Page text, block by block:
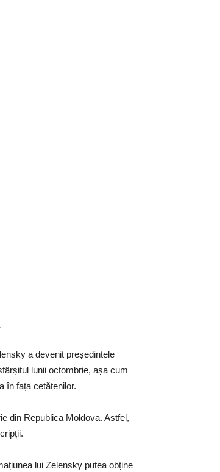
a devenit președintele
lunii octombrie, așa cum
în fața cetățenilor.
din Republica Moldova. Astfel,
lui Zelensky putea obține